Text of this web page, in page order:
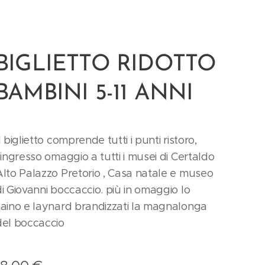
RIDOTTO
5-11 ANNI
biglietto comprende tutti i punti ristoro,
omaggio a tutti i musei di Certaldo
Palazzo Pretorio , Casa natale e museo
Giovanni boccaccio. più in omaggio lo
e laynard brandizzati la magnalonga
boccaccio